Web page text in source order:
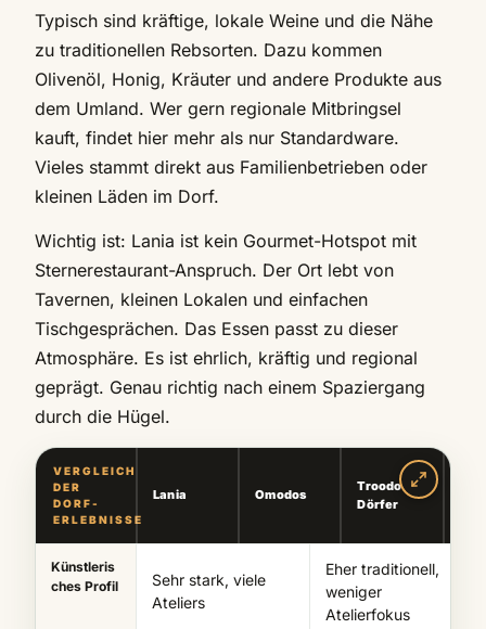
Typisch sind kräftige, lokale Weine und die Nähe
zu traditionellen Rebsorten. Dazu kommen
Olivenöl, Honig, Kräuter und andere Produkte aus
dem Umland. Wer gern regionale Mitbringsel
kauft, findet hier mehr als nur Standardware.
Vieles stammt direkt aus Familienbetrieben oder
kleinen Läden im Dorf.
Wichtig ist: Lania ist kein Gourmet-Hotspot mit
Sternerestaurant-Anspruch. Der Ort lebt von
Tavernen, kleinen Lokalen und einfachen
Tischgesprächen. Das Essen passt zu dieser
Atmosphäre. Es ist ehrlich, kräftig und regional
geprägt. Genau richtig nach einem Spaziergang
durch die Hügel.
VERGLEICH
DER
DORF-
ERLEBNISSE
Lania Omodos
Troodos-
Dörfer
Künstleris
ches Profil
Sehr stark, viele
Ateliers
Eher traditionell,
weniger
Atelierfokus